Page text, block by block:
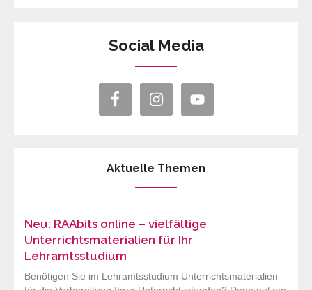
Social Media
Aktuelle Themen
Neu: RAAbits online – vielfältige
Unterrichtsmaterialien für Ihr
Lehramtsstudium
Benötigen Sie im Lehramtsstudium Unterrichtsmaterialien